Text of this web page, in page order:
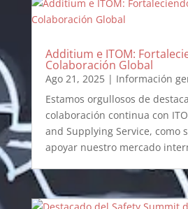
Additium e ITOM:
Colaboración Global
Ago 21, 2025| Información
Estamos orgullosos de
colaboración continua con
and Supplying Service, como
apoyar nuestro mercado